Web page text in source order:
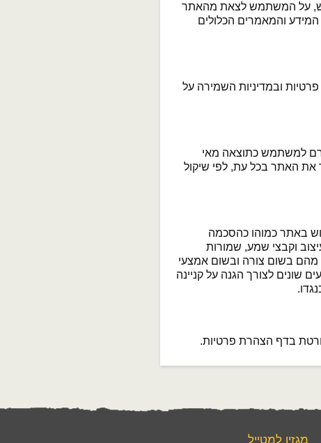
על המשתמש לצאת מהאתר
והמאמרים הכלולים
ובמדיניות השמירה על
למשתמש כתוצאה מאי
את האתר בכל עת, לפי שיקול
באתר כמוהו כהסכמה
וקבצי שמע, שמורות
מהם בשום צורה ובשום אמצעי
שונים לצורך הגנה על קניינה
בדף הצהרת פרטיות.
מגזין למטייל